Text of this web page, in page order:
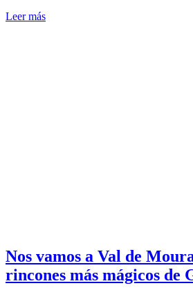
Leer más
Nos vamos a Val de
rincones más mágicos de